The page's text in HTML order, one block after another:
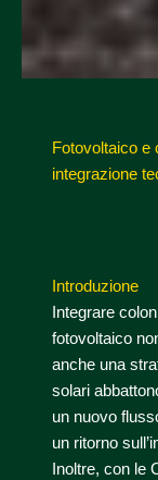
Fotovoltaico e
integrazione
Introduzione
Integrare
fotovoltaico
anche una
solari
un nuovo
un ritorno
Inoltre, con le